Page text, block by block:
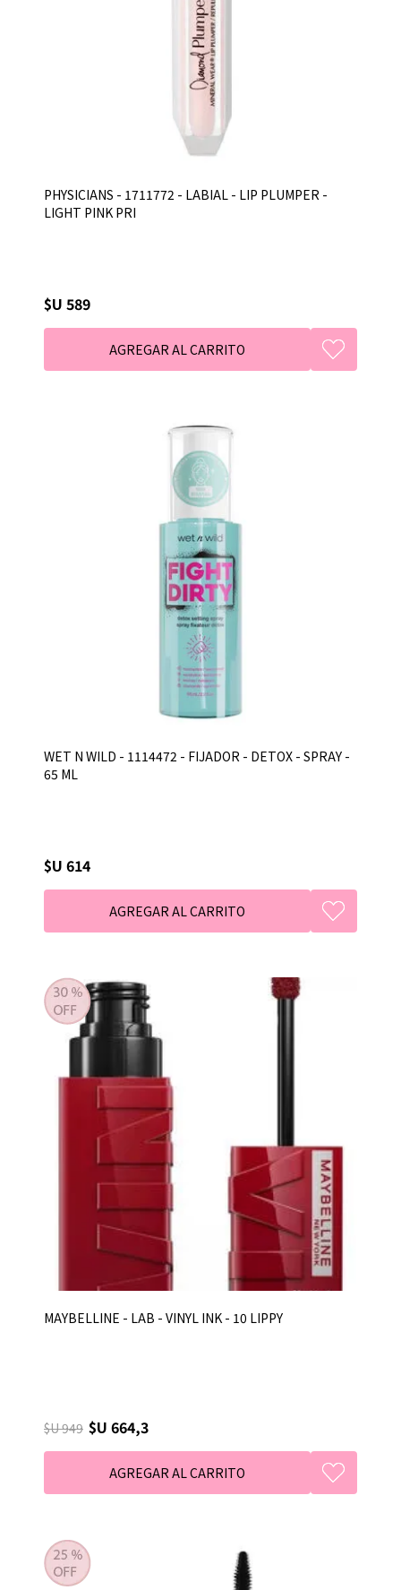
PHYSICIANS - 1711772 - LABIAL - LIP PLUMPER -
LIGHT PINK PRI
$U 589
WET N WILD - 1114472 - FIJADOR - DETOX - SPRAY -
65 ML
$U 614
MAYBELLINE - LAB - VINYL INK - 10 LIPPY
$U 949 $U 664,3